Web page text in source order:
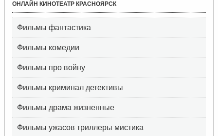
ОНЛАЙН КИНОТЕАТР КРАСНОЯРСК
Фильмы фантастика
Фильмы комедии
Фильмы про войну
Фильмы криминал детективы
Фильмы драма жизненные
Фильмы ужасов триллеры мистика